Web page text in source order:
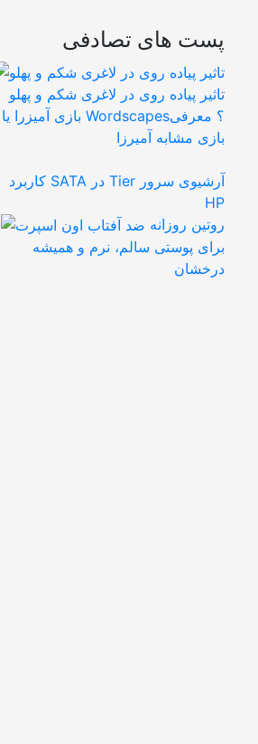
پست های تصادفی
تاثیر پیاده روی در لاغری شکم و پهلو
بازی آمیزرا یا Wordscapes؟ معرفی
بازی مشابه آمیرزا
کاربرد SATA در Tier آرشیوی سرور
HP
روتین روزانه
برای پوستی سالم، نرم و همیشه
درخشان